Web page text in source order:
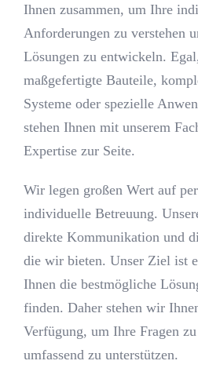
Ihnen zusammen, um Ihre
Anforderungen zu verstehen
Lösungen zu entwickeln.
maßgefertigte Bauteile,
Systeme oder spezielle
stehen Ihnen mit unserem
Expertise zur Seite.
Wir legen großen Wert auf
individuelle Betreuung.
direkte Kommunikation und
die wir bieten. Unser Ziel ist
Ihnen die bestmögliche
finden. Daher stehen wir
Verfügung, um Ihre Fragen
umfassend zu unterstützen.